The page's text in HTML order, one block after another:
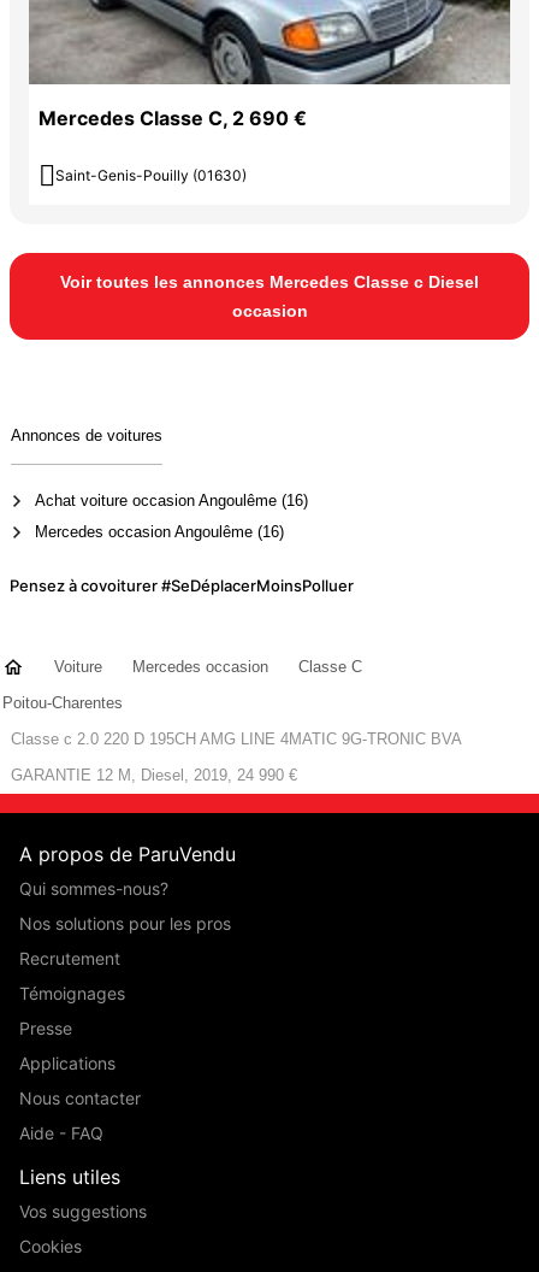
Mercedes Classe C, 2 690 €
 Saint-Genis-Pouilly (01630)
Voir toutes les annonces Mercedes Classe c Diesel
occasion
Annonces de voitures
Achat voiture occasion Angoulême (16)
Mercedes occasion Angoulême (16)
Pensez à covoiturer #SeDéplacerMoinsPolluer
Voiture Mercedes occasion
Classe C
Poitou-Charentes
Classe c 2.0 220 D 195CH AMG LINE 4MATIC 9G-TRONIC BVA
GARANTIE 12 M, Diesel, 2019, 24 990 €
A propos de ParuVendu
Qui sommes-nous?
Nos solutions pour les pros
Recrutement
Témoignages
Presse
Applications
Nous contacter
Aide - FAQ
Liens utiles
Vos suggestions
Cookies